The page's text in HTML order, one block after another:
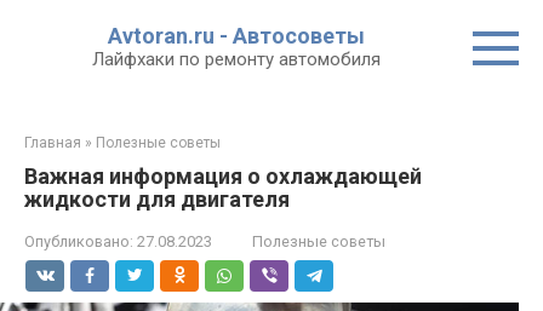
Avtoran.ru - Автосоветы
Лайфхаки по ремонту автомобиля
Главная » Полезные советы
Важная информация о охлаждающей
жидкости для двигателя
Опубликовано: 27.08.2023 Полезные советы